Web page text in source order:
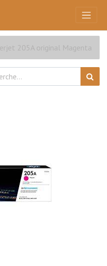
205A original Magenta